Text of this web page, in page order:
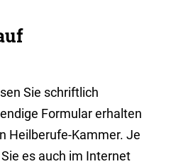
Sie schriftlich
Formular erhalten
Heilberufe-Kammer. Je
es auch im Internet